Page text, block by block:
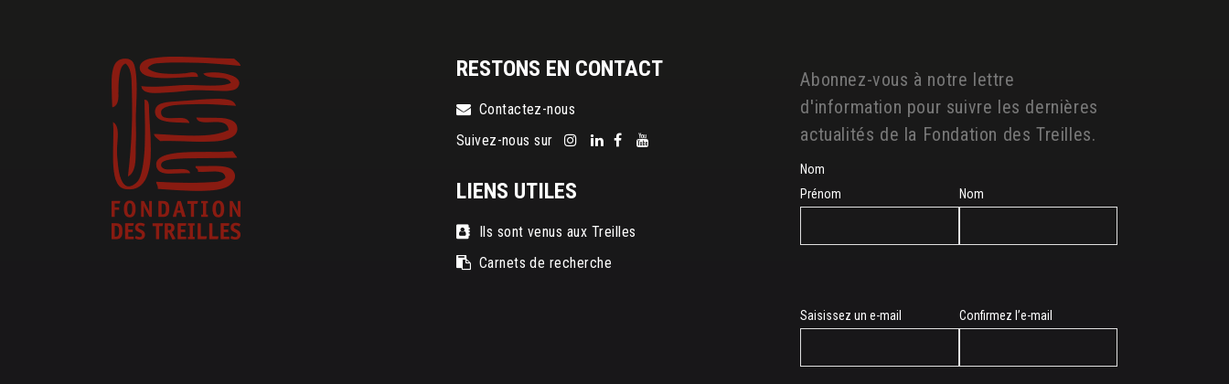
RESTONS EN CONTACT
Contactez-nous
Suivez-nous sur
LIENS UTILES
Ils sont venus aux Treilles
Carnets de recherche
Abonnez-vous à notre lettre
d'information pour suivre les dernières
actualités de la Fondation des Treilles.
Nom
Prénom
Nom
E-
Saisissez un e-mail Confirmez l’e-mail